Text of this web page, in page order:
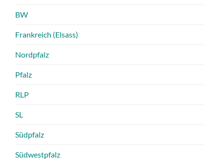
BW
Frankreich (Elsass)
Nordpfalz
Pfalz
RLP
SL
Südpfalz
Südwestpfalz